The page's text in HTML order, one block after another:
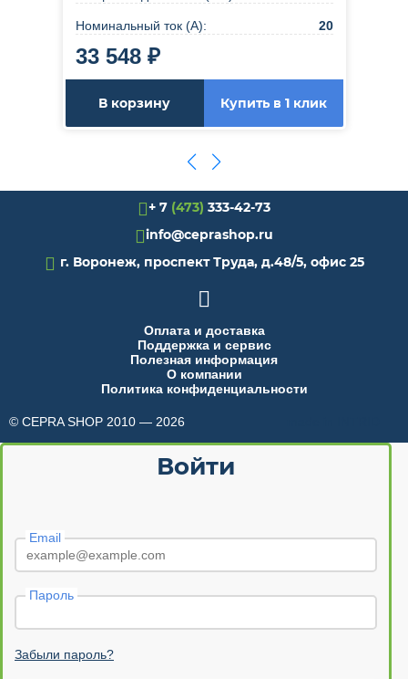
Номинальный ток (А): 20
33 548 ₽
В корзину Купить в 1 клик
+ 7 (473) 333-42-73
info@ceprashop.ru
 г. Воронеж, проспект Труда, д.48/5, офис 25

Оплата и доставка
Поддержка и сервис
Полезная информация
О компании
Политика конфиденциальности
© CEPRA SHOP 2010 — 2026
Войти
Email
Пароль
Забыли пароль?